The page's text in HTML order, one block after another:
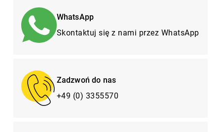
WhatsApp
Skontaktuj się z nami przez WhatsApp
Zadzwoń do nas
+49 (0) 3355570